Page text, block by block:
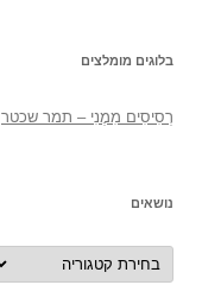
בלוגים מומלצים
רְסִיסִים מִמֶנִי – תמר שכטר
נושאים
נושאים